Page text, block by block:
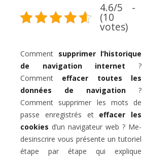
4.6/5 -
(10
votes)
Comment supprimer l’historique
de navigation internet ?
Comment effacer toutes les
données de navigation ?
Comment supprimer les mots de
passe enregistrés et effacer les
cookies d’un navigateur web ? Me-
desinscrire vous présente un tutoriel
étape par étape qui explique